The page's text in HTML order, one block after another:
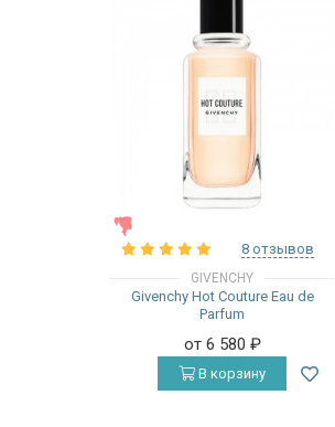
8 отзывов
GIVENCHY
Givenchy Hot Couture Eau de
Parfum
от 6 580 ₽
В корзину